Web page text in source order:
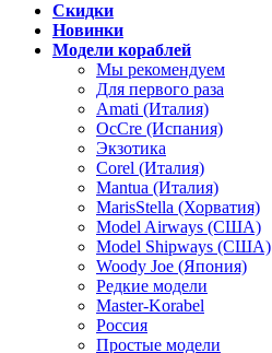
Скидки
Новинки
Модели кораблей
Мы рекомендуем
Для первого раза
Amati (Италия)
OcCre (Испания)
Экзотика
Corel (Италия)
Mantua (Италия)
MarisStella (Хорватия)
Model Airways (США)
Model Shipways (США)
Woody Joe (Япония)
Редкие модели
Master-Korabel
Россия
Простые модели